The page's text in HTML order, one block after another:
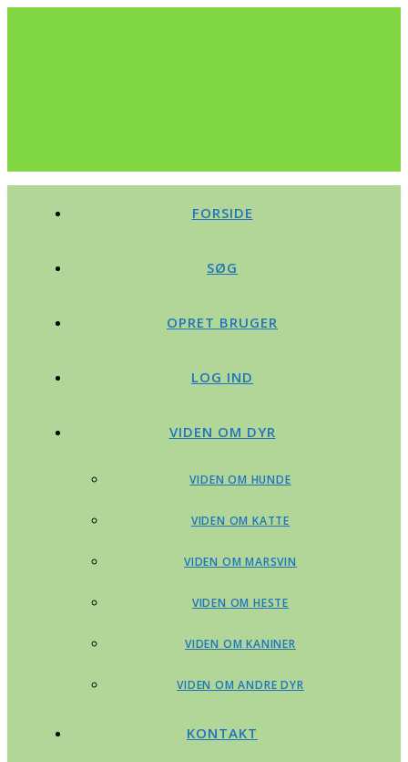
FORSIDE
SØG
OPRET BRUGER
LOG IND
VIDEN OM DYR
VIDEN OM HUNDE
VIDEN OM KATTE
VIDEN OM MARSVIN
VIDEN OM HESTE
VIDEN OM KANINER
VIDEN OM ANDRE DYR
KONTAKT